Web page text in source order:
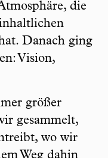
die
Danach ging
Vision,
größer
gesammelt,
wo wir